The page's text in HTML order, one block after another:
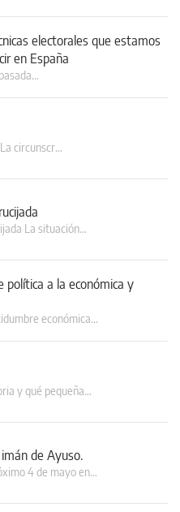
electorales que estamos
en España
circunscr…
La situación…
política a la económica y
económica…
y qué pequeña…
de Ayuso.
4 de mayo en…